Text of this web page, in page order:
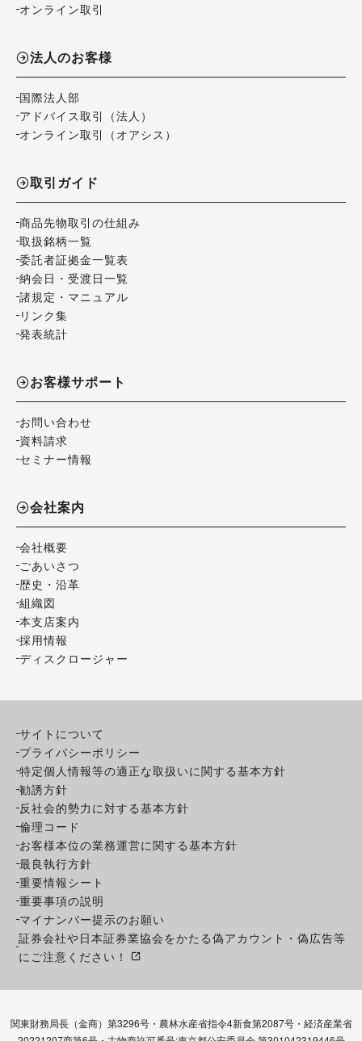
オンライン取引
法人のお客様
国際法人部
アドバイス取引（法人）
オンライン取引（オアシス）
取引ガイド
商品先物取引の仕組み
取扱銘柄一覧
委託者証拠金一覧表
納会日・受渡日一覧
諸規定・マニュアル
リンク集
発表統計
お客様サポート
お問い合わせ
資料請求
セミナー情報
会社案内
会社概要
ごあいさつ
歴史・沿革
組織図
本支店案内
採用情報
ディスクロージャー
サイトについて
プライバシーポリシー
特定個人情報等の適正な取扱いに関する基本方針
勧誘方針
反社会的勢力に対する基本方針
倫理コード
お客様本位の業務運営に関する基本方針
最良執行方針
重要情報シート
重要事項の説明
マイナンバー提示のお願い
証券会社や日本証券業協会をかたる偽アカウント・偽広告等
にご注意ください！
関東財務局長（金商）第3296号・農林水産省指令4新食第2087号・経済産業省